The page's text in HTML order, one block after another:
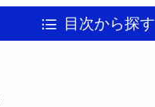
目次から探す